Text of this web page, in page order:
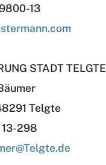
13
STADT TELGTE
Telgte
298
@Telgte.de